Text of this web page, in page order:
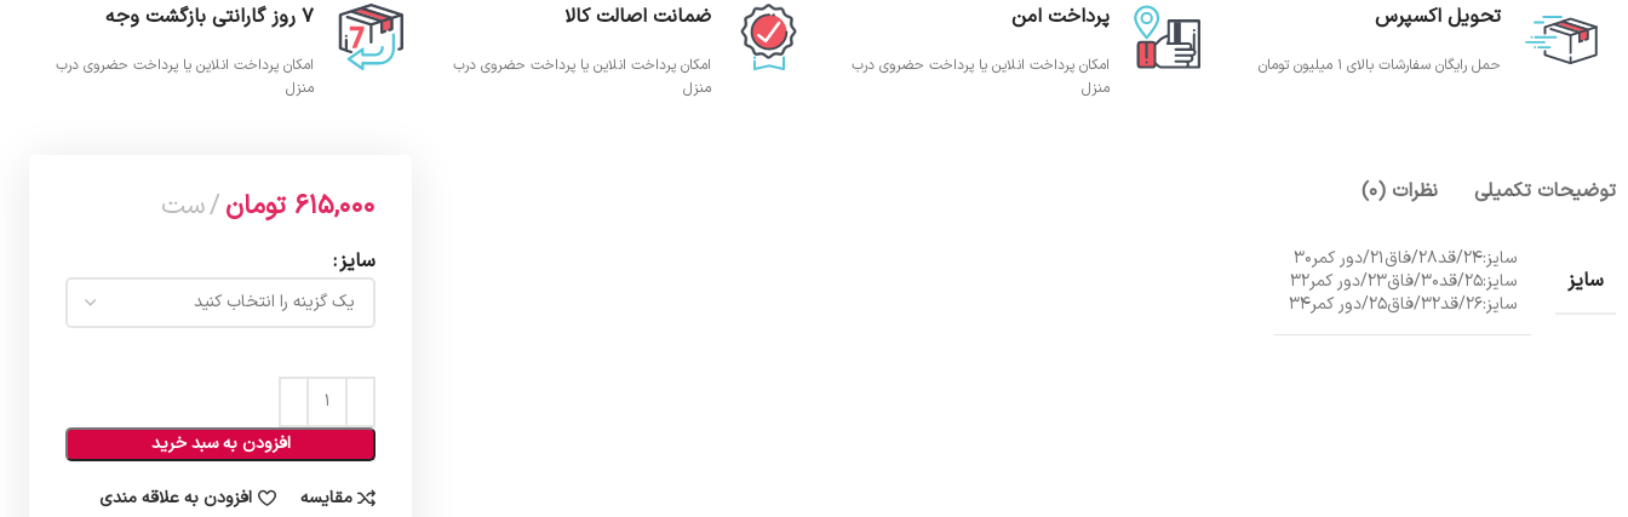
تحویل اکسپرس
حمل رایگان سفارشات بالای 1 میلیون تومان
پرداخت امن
امکان پرداخت انلاین یا پرداخت حضروی درب
منزل
ضمانت اصالت کالا
امکان پرداخت انلاین یا پرداخت حضروی درب
منزل
7 روز گارانتی بازگشت وجه
امکان پرداخت انلاین یا پرداخت حضروی درب
منزل
توضیحات تکمیلی نظرات (0)
سایز
سایز:24/قد28/فاق21/دور کمر30
سایز:25/قد30/فاق23/دور کمر32
سایز:26/قد32/فاق25/دور کمر34
615,000 تومان ست
سایز
افزودن به سبد خرید
مقایسه افزودن به علاقه مندی